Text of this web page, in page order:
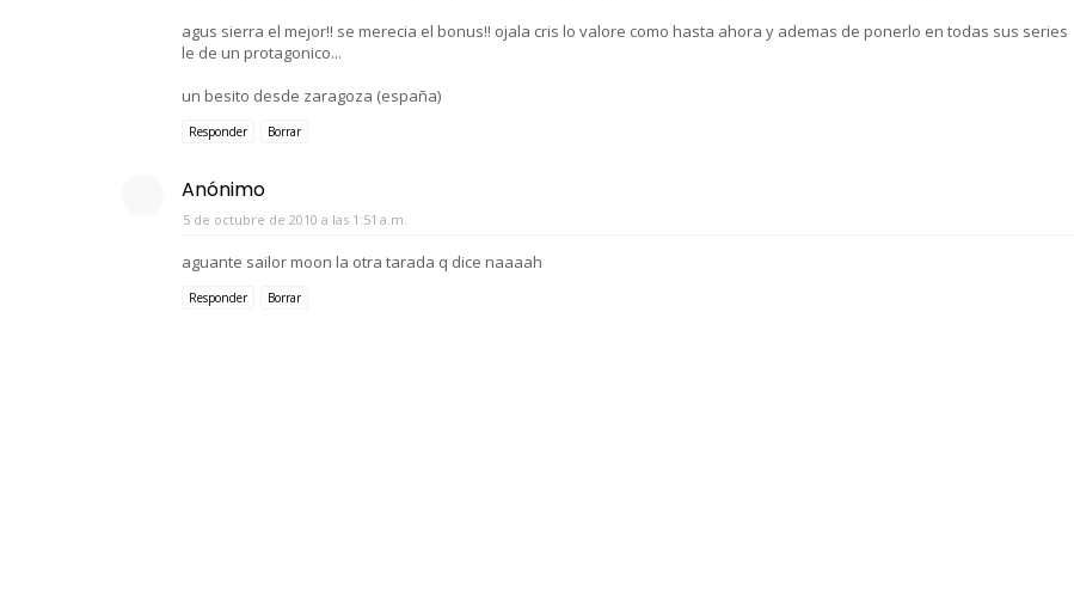
agus sierra el mejor!! se merecia el bonus!! ojala cris lo valore como hasta ahora y ademas de ponerlo en todas sus series
le de un protagonico...
un besito desde zaragoza (españa)
Responder Borrar
Anónimo
5 de octubre de 2010 a las 1:51 a.m.
aguante sailor moon la otra tarada q dice naaaah
Responder Borrar